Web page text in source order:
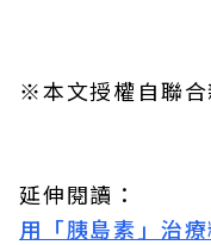
※本文授權自聯合
延伸閱讀：
用「胰島素」治